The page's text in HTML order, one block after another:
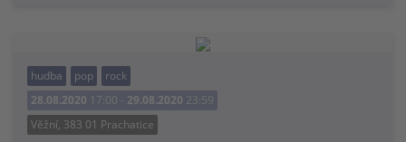
hudba pop
rock
28.08.2020 17:00 - 29.08.2020 23:59
Věžní, 383 01 Prachatice